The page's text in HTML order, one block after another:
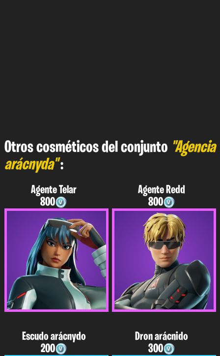
Otros cosméticos del conjunto "Agencia
arácnyda":
Agente Telar
800
Agente Redd
800
Escudo arácnydo
200
Dron arácnido
300